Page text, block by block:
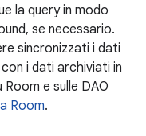
la query in modo
se necessario.
sincronizzati i dati
i dati archiviati in
e sulle DAO
Room.